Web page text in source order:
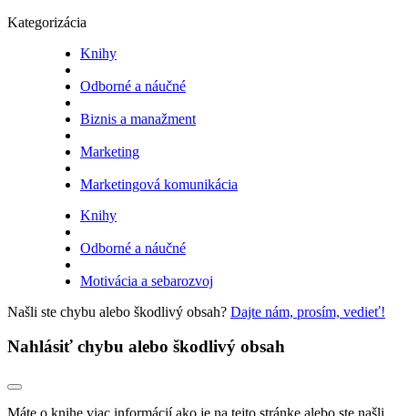
Kategorizácia
Knihy
Odborné a náučné
Biznis a manažment
Marketing
Marketingová komunikácia
Knihy
Odborné a náučné
Motivácia a sebarozvoj
Našli ste chybu alebo škodlivý obsah? Dajte nám, prosím, vedieť!
Nahlásiť chybu alebo škodlivý obsah
Máte o knihe viac informácií ako je na tejto stránke alebo ste našli